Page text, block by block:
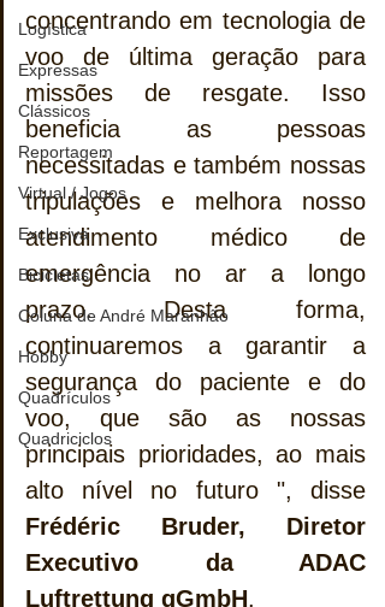
Logística
Expressas
Clássicos
Reportagem
Virtual / Jogos
Exclusiva
Bicicletas
Coluna de André Maranhão
Hobby
Quadrículos
Quadriciclos
concentrando em tecnologia de
voo de última geração para
missões de resgate. Isso
beneficia as pessoas
necessitadas e também nossas
tripulações e melhora nosso
atendimento médico de
emergência no ar a longo
prazo. Desta forma,
continuaremos a garantir a
segurança do paciente e do
voo, que são as nossas
principais prioridades, ao mais
Frédéric Bruder, Diretor
Executivo da ADAC
Luftrettung gGmbH.